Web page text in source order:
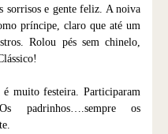
sorrisos e gente feliz. A noiva
príncipe, claro que até um
Rolou pés sem chinelo,
muito festeira. Participaram
padrinhos….sempre os